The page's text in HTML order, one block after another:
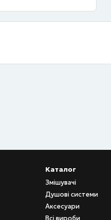
Каталог
Змішувачі
Душові системи
Аксесуари
Всі вироби